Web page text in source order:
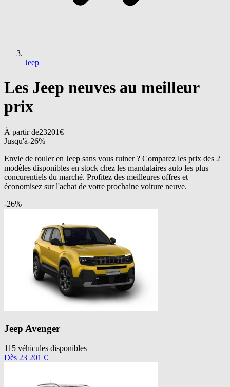
Jeep
Les Jeep neuves au meilleur
prix
À partir de23201€
Jusqu'à-26%
Envie de rouler en Jeep sans vous ruiner ? Comparez les prix des 2
modèles disponibles en stock chez les mandataires auto les plus
concurentiels du marché. Profitez des meilleures offres et
économisez sur l'achat de votre prochaine voiture neuve.
-26%
Jeep Avenger
115 véhicules disponibles
Dès 23 201 €